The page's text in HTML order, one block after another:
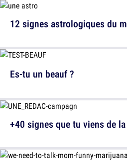
12 signes astrologiques du
Es-tu un beauf ?
+40 signes que tu viens de